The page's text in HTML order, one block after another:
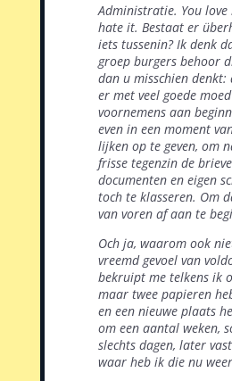
Administratie. You
hate it. Bestaat er
iets tussenin? Ik denk
groep burgers behoor
dan u misschien denkt:
er met veel goede
voornemens aan
even in een moment
lijken op te geven, om
frisse tegenzin de
documenten en eigen
toch te klasseren. Om
van voren af aan te
Och ja, waarom ook
vreemd gevoel van
bekruipt me telkens ik
maar twee papieren
en een nieuwe plaats
om een aantal weken,
slechts dagen, later
waar heb ik die nu